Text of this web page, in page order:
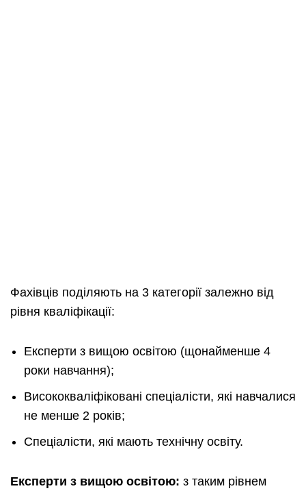
Фахівців поділяють на 3 категорії залежно від
рівня кваліфікації:
Експерти з вищою освітою (щонайменше 4
роки навчання);
Висококваліфіковані спеціалісти, які навчалися
не менше 2 років;
Спеціалісти, які мають технічну освіту.
Експерти з вищою освітою: з таким рівнем